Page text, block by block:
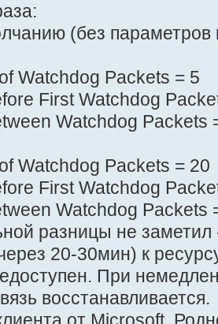
(без параметров
Watchdog Packets = 5
First Watchdog
Watchdog Packets
Watchdog Packets = 20
First Watchdog
Watchdog Packets
разницы не заметил
20-30мин) к
При
восстанавливается.